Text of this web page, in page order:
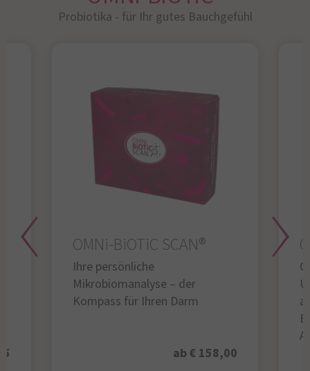
Probiotika - für Ihr gutes Bauchgefühl​
OMNi-BiOTiC SCAN®
Ihre persönliche
Mikrobiomanalyse – der
Kompass für Ihren Darm
ab € 158,00